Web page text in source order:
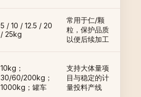
5 / 10 / 12.5 / 20
/ 25kg
常用于仁/颗
粒，保护品质
以便后续加工
10kg；
30/60/200kg；
1000kg；罐车
支持大体量项
目与稳定的计
量投料产线